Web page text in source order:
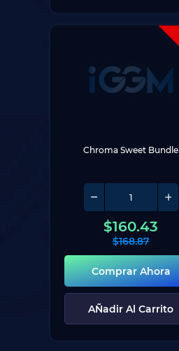
Chroma Sweet Bundle
$160.43
$168.87
Comprar Ahora
AÑadir Al Carrito